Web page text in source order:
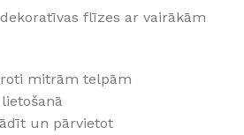
flīzes ar vairākām
mitrām telpām
un pārvietot